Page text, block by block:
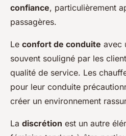
confiance, particulièrement
passagères.
Le confort de conduite avec
souvent souligné par les
qualité de service. Les
pour leur conduite
créer un environnement
La discrétion est un autre